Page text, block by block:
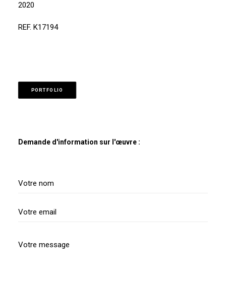
2020
REF. K17194
PORTFOLIO
Demande d'information sur l'œuvre :